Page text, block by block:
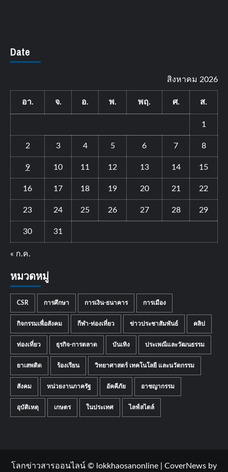
Date
สิงหาคม 2026
อา. จ. อ. พ. พฤ. ศ. ส.
1
2 3 4 5 6 7 8
9 10 11 12 13 14 15
16 17 18 19 20 21 22
23 24 25 26 27 28 29
30 31
« ก.ค.
หมวดหมู่
CSR การศึกษา การเงิน-ธนาคาร การเมือง
กิจกรรมเพื่อสังคม กีฬา-ท่องเที่ยว ข่าวประชาสัมพันธ์ คลิป
ท่องเที่ยว ธุรกิจ-การตลาด บันเทิง ประเพณีและวัฒนธรรม
ยาเสพติด ร้องเรียน วิทยาศาสตร์ เทคโนโลยี และนวัตกรรม
สังคม หน่วยงานภาครัฐ อัคคีภัย อาชญากรรม
อุบัติเหตุ เกษตร ในประเทศ ไลฟ์สไตล์
โลกข่าวสารออนไลน์ © lokkhaosanonline CoverNews by